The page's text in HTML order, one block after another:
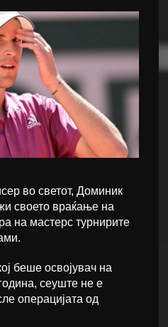
во светот, Доминик
своето враќање на
на мастерс турнирите
беше освојувач на
сеуште не е
операцијата од